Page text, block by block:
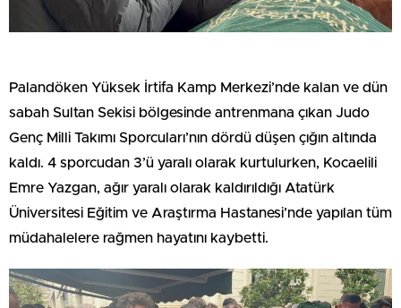
Palandöken Yüksek İrtifa Kamp Merkezi’nde kalan ve dün
sabah Sultan Sekisi bölgesinde antrenmana çıkan Judo
Genç Milli Takımı Sporcuları’nın dördü düşen çığın altında
kaldı. 4 sporcudan 3’ü yaralı olarak kurtulurken, Kocaelili
Emre Yazgan, ağır yaralı olarak kaldırıldığı Atatürk
Üniversitesi Eğitim ve Araştırma Hastanesi’nde yapılan tüm
müdahalelere rağmen hayatını kaybetti.